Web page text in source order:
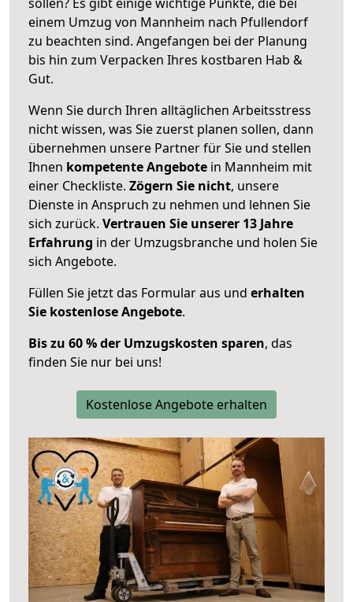
einem Umzug von Mannheim nach Pfullendorf
zu beachten sind. Angefangen bei der Planung
bis hin zum Verpacken Ihres kostbaren Hab &
Gut.
Wenn Sie durch Ihren alltäglichen Arbeitsstress
nicht wissen, was Sie zuerst planen sollen, dann
übernehmen unsere Partner für Sie und stellen
Ihnen kompetente Angebote in Mannheim mit
einer Checkliste. Zögern Sie nicht, unsere
Dienste in Anspruch zu nehmen und lehnen Sie
sich zurück. Vertrauen Sie unserer 13 Jahre
Erfahrung in der Umzugsbranche und holen Sie
sich Angebote.
Füllen Sie jetzt das Formular aus und erhalten
Sie kostenlose Angebote.
Bis zu 60 % der Umzugskosten sparen, das
finden Sie nur bei uns!
Kostenlose Angebote erhalten